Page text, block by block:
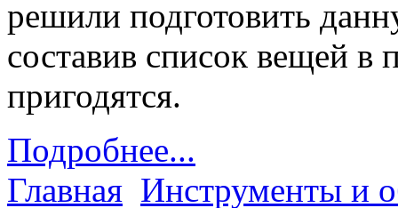
решили подготовить
составив список вещей в
пригодятся.
Подробнее...
Главная Инструменты и